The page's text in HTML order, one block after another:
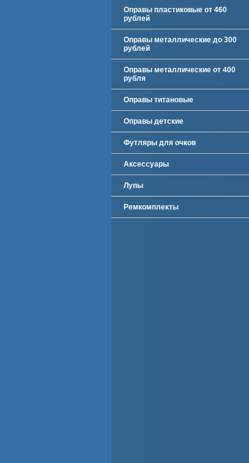
Оправы пластиковые от 460
рублей
Оправы металлические до 300
рублей
Оправы металлические от 400
рубля
Оправы титановые
Оправы детские
Футляры для очков
Аксессуары
Лупы
Ремкомплекты